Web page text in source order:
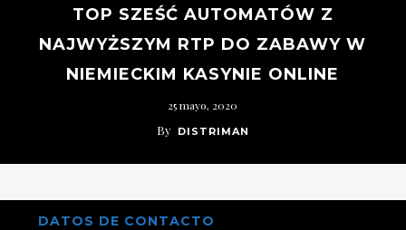
TOP SZEŚĆ AUTOMATÓW Z
NAJWYŻSZYM RTP DO ZABAWY W
NIEMIECKIM KASYNIE ONLINE
25 mayo, 2020
By DISTRIMAN
DATOS DE CONTACTO